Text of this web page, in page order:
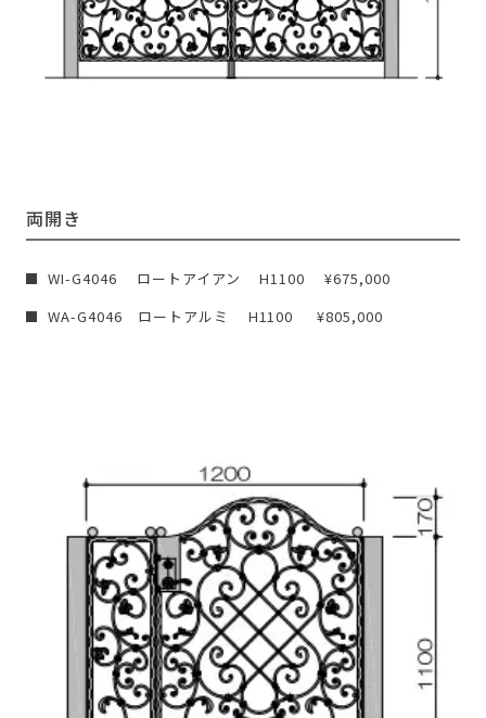
両開き
WI-G4046 ロートアイアン H1100 ¥675,000
WA-G4046 ロートアルミ H1100 ¥805,000